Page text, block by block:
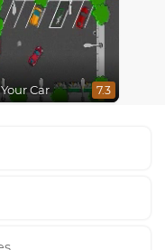
Car 7.3